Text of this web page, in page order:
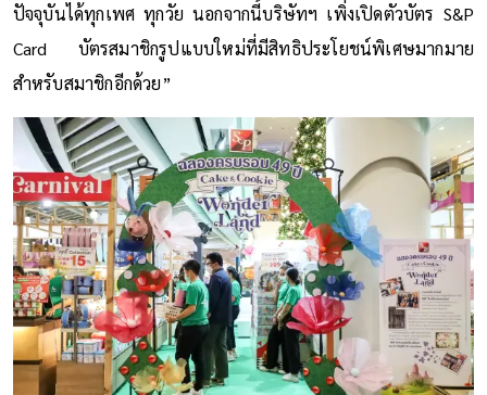
ปัจจุบันได้ทุกเพศ ทุกวัย นอกจากนี้บริษัทฯ เพิ่งเปิดตัวบัตร S&P
Card บัตรสมาชิกรูปแบบใหม่ที่มีสิทธิประโยชน์พิเศษมากมาย
สำหรับสมาชิกอีกด้วย”